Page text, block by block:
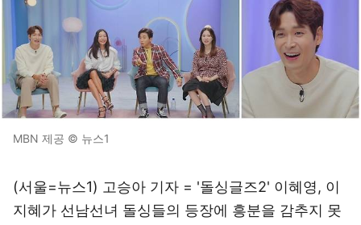
MBN 제공 © 뉴스1
(서울=뉴스1) 고승아 기자 = '돌싱글즈2' 이혜영, 이
지혜가 선남선녀 돌싱들의 등장에 흥분을 감추지 못